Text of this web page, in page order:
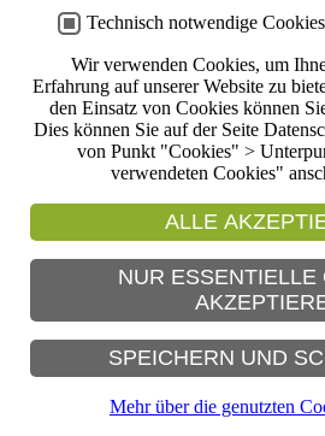
Donnerstag, 03.
Mit
Spielen... rund
Alter: bis 12
Teilnehmer: 12
Kaution: 5,- € -
Museum
Anmeldung
Museum
Für Getränke
Eine Seite zurück
Technisch notwendige Cookies
Wir verwenden Cookies, um
Erfahrung auf unserer Website zu
den Einsatz von Cookies können
Dies können Sie auf der Seite
von Punkt "Cookies" >
verwendeten Cookies"
ALLE
NUR ESSENTIELLE
SPEICHERN UND
Mehr über die genutzten